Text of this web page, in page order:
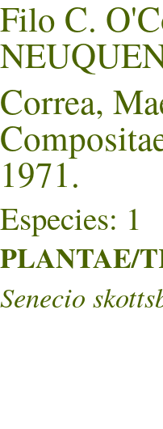
Filo C.
Correa,
1971.
Especies: 1
PLANTAE/
Senecio